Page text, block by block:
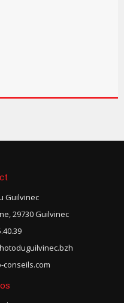
Guilvinec
29730 Guilvinec
conseils.com